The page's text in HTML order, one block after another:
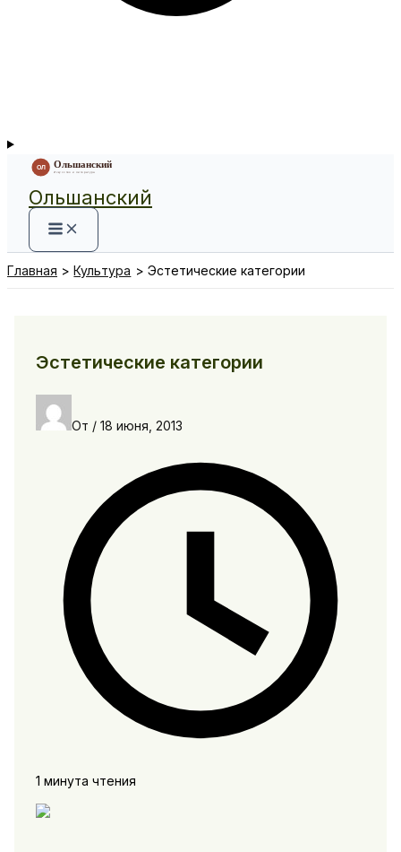
Ольшанский
Главная Культура Эстетические категории
Эстетические категории
От / 18 июня, 2013
1 минута чтения